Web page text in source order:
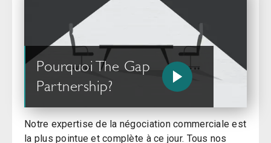
Pourquoi The Gap
Partnership?
Notre expertise de la négociation commerciale est
la plus pointue et complète à ce jour. Tous nos